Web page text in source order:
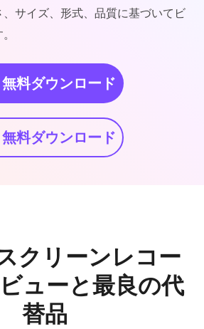
サイズ、形式、品質に基づいてビ
無料ダウンロード
無料ダウンロード
クリーンレコー
ューと最良の代
替品